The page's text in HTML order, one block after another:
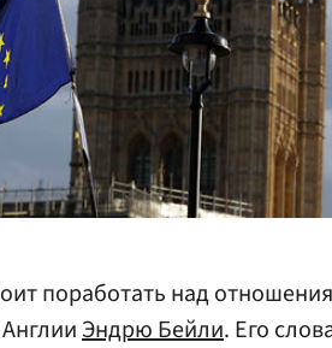
поработать над
Эндрю Бейли. Его